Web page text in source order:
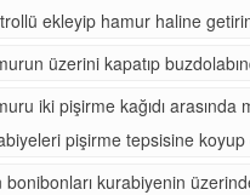
ekleyip hamur haline
üzerini kapatıp
iki pişirme kağıdı arasında
pişirme tepsisine koyup
bonibonları kurabiyenin